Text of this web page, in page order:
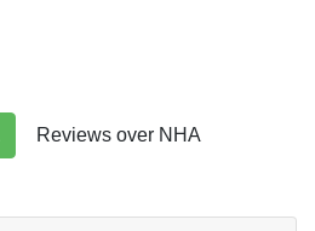
Reviews over NHA